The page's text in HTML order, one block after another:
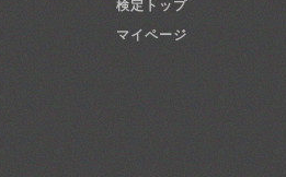
検定トップ
マイページ